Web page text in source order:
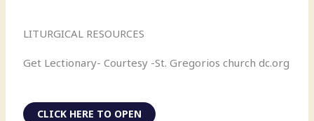
LITURGICAL RESOURCES
Get Lectionary- Courtesy -St. Gregorios church dc.org
CLICK HERE TO OPEN